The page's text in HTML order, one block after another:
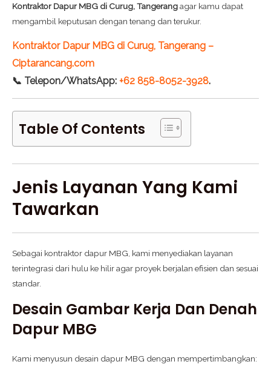
Kontraktor Dapur MBG di Curug, Tangerangagar kamu dapat
mengambil keputusan dengan tenang dan terukur.
Kontraktor Dapur MBG di Curug, Tangerang –
Ciptarancang.com
📞 Telepon/WhatsApp: +62 858-8052-3928.
Table Of Contents
Jenis Layanan Yang Kami
Tawarkan
Sebagai kontraktor dapur MBG, kami menyediakan layanan
terintegrasi dari hulu ke hilir agar proyek berjalan efisien dan sesuai
standar.
Desain Gambar Kerja Dan Denah
Dapur MBG
Kami menyusun desain dapur MBG dengan mempertimbangkan: